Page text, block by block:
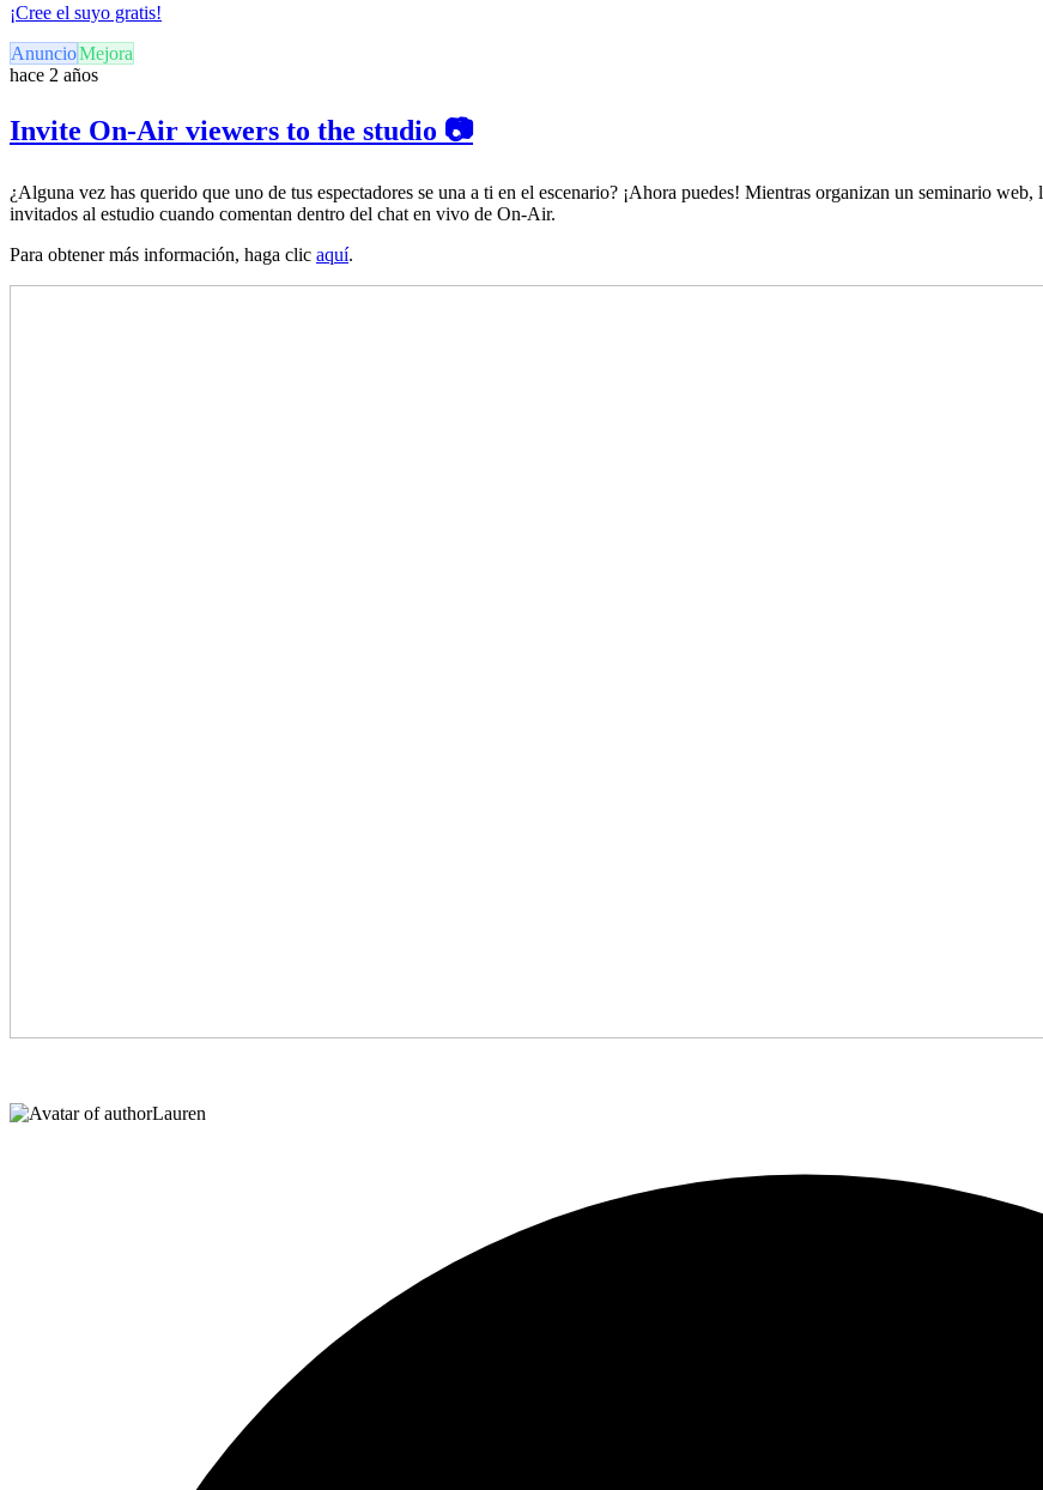
¡Cree el suyo gratis!
AnuncioMejora
hace 2 años
Invite On-Air viewers to the studio 📷
¿Alguna vez has querido que uno de tus espectadores se una a ti en el escenario? ¡Ahora puedes! Mientras organizan un seminario
invitados al estudio cuando comentan dentro del chat en vivo de On-Air.
Para obtener más información, haga clic aquí.
Lauren